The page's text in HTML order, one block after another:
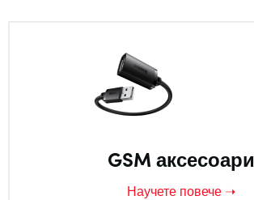
GSM аксесоари
Научете повече ➝